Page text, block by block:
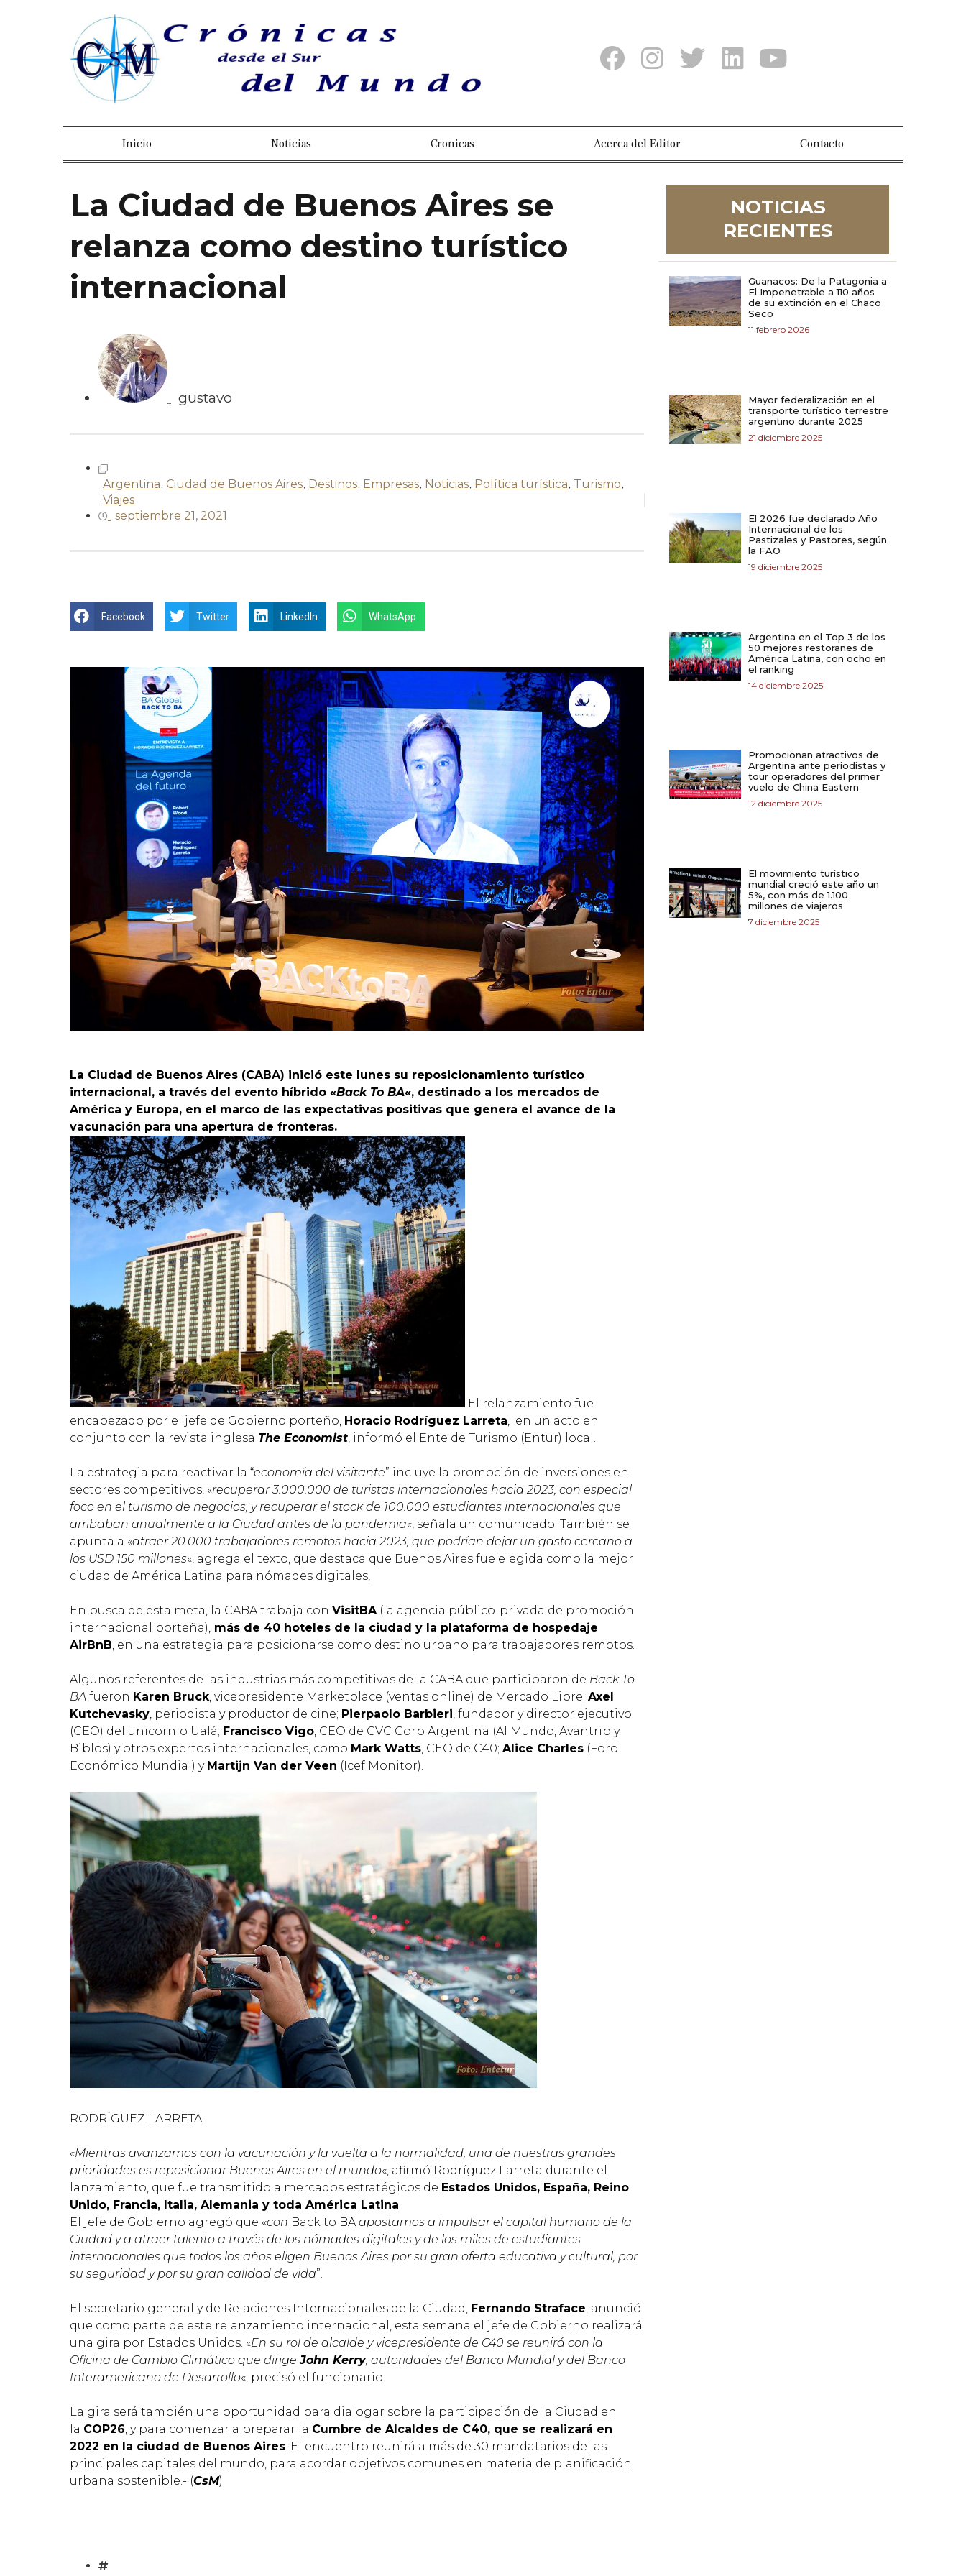
Inicio Noticias Cronicas Acerca del Editor Contacto
La Ciudad de Buenos Aires se
relanza como destino turístico
internacional
gustavo
Argentina, Ciudad de Buenos Aires, Destinos, Empresas, Noticias, Política turística, Turismo,
Viajes
septiembre 21, 2021
Facebook Twitter LinkedIn WhatsApp
La Ciudad de Buenos Aires (CABA) inició este lunes su reposicionamiento turístico
internacional, a través del evento híbrido «Back To BA«, destinado a los mercados de
América y Europa, en el marco de las expectativas positivas que genera el avance de la
vacunación para una apertura de fronteras.
El relanzamiento fue
encabezado por el jefe de Gobierno porteño, Horacio Rodríguez Larreta , en un acto en
conjunto con la revista inglesa The Economist , informó el Ente de Turismo (Entur) local.
La estrategia para reactivar la “economía del visitante” incluye la promoción de inversiones en
sectores competitivos, «recuperar 3.000.000 de turistas internacionales hacia 2023, con especial
foco en el turismo de negocios, y recuperar el stock de 100.000 estudiantes internacionales que
arribaban anualmente a la Ciudad antes de la pandemia«, señala un comunicado. También se
apunta a «atraer 20.000 trabajadores remotos hacia 2023, que podrían dejar un gasto cercano a
los USD 150 millones«, agrega el texto, que destaca que Buenos Aires fue elegida como la mejor
ciudad de América Latina para nómades digitales,
En busca de esta meta, la CABA trabaja con VisitBA (la agencia público-privada de promoción
internacional porteña), más de 40 hoteles de la ciudad y la plataforma de hospedaje
AirBnB , en una estrategia para posicionarse como destino urbano para trabajadores remotos.
Algunos referentes de las industrias más competitivas de la CABA que participaron de Back To
BA fueron Karen Bruck , vicepresidente Marketplace (ventas online) de Mercado Libre; Axel
Kutchevasky , periodista y productor de cine; Pierpaolo Barbieri , fundador y director ejecutivo
(CEO) del unicornio Ualá; Francisco Vigo , CEO de CVC Corp Argentina (Al Mundo, Avantrip y
Biblos) y otros expertos internacionales, como Mark Watts , CEO de C40; Alice Charles (Foro
Económico Mundial) y Martijn Van der Veen (Icef Monitor).
RODRÍGUEZ LARRETA
«Mientras avanzamos con la vacunación y la vuelta a la normalidad, una de nuestras grandes
prioridades es reposicionar Buenos Aires en el mundo«, afirmó Rodríguez Larreta durante el
lanzamiento, que fue transmitido a mercados estratégicos de Estados Unidos, España, Reino
Unido, Francia, Italia, Alemania y toda América Latina.
El jefe de Gobierno agregó que «con Back to BA apostamos a impulsar el capital humano de la
Ciudad y a atraer talento a través de los nómades digitales y de los miles de estudiantes
internacionales que todos los años eligen Buenos Aires por su gran oferta educativa y cultural, por
su seguridad y por su gran calidad de vida”.
El secretario general y de Relaciones Internacionales de la Ciudad, Fernando Straface, anunció
que como parte de este relanzamiento internacional, esta semana el jefe de Gobierno realizará
una gira por Estados Unidos. «En su rol de alcalde y vicepresidente de C40 se reunirá con la
Oficina de Cambio Climático que dirigeJohn Kerry, autoridades del Banco Mundial y del Banco
Interamericano de Desarrollo«, precisó el funcionario.
La gira será también una oportunidad para dialogar sobre la participación de la Ciudad en
la COP26, y para comenzar a preparar la Cumbre de Alcaldes de C40, que se realizará en
2022 en la ciudad de Buenos Aires. El encuentro reunirá a más de 30 mandatarios de las
principales capitales del mundo, para acordar objetivos comunes en materia de planificación
urbana sostenible.- (CsM)
NOTICIAS
RECIENTES
Guanacos: De la Patagonia a
El Impenetrable a 110 años
de su extinción en el Chaco
Seco
11 febrero 2026
Mayor federalización en el
transporte turístico terrestre
argentino durante 2025
21 diciembre 2025
El 2026 fue declarado Año
Internacional de los
Pastizales y Pastores, según
la FAO
19 diciembre 2025
Argentina en el Top 3 de los
50 mejores restoranes de
América Latina, con ocho en
el ranking
14 diciembre 2025
Promocionan atractivos de
Argentina ante periodistas y
tour operadores del primer
vuelo de China Eastern
12 diciembre 2025
El movimiento turístico
mundial creció este año un
5%, con más de 1.100
millones de viajeros
7 diciembre 2025